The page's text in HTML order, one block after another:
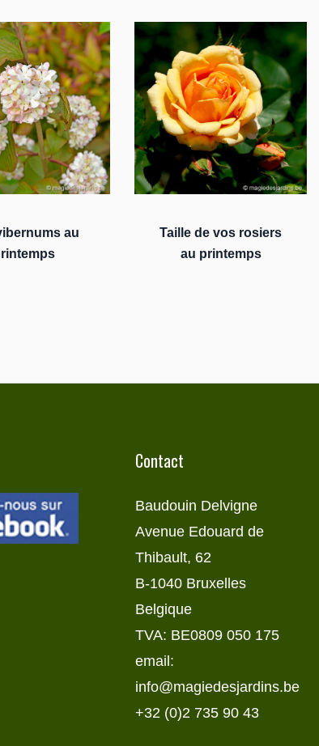
au
Taille de vos rosiers
au printemps
Contact
Baudouin Delvigne
Avenue Edouard de
Thibault, 62
B-1040 Bruxelles
Belgique
TVA: BE0809 050 175
email:
info@magiedesjardins.be
+32 (0)2 735 90 43